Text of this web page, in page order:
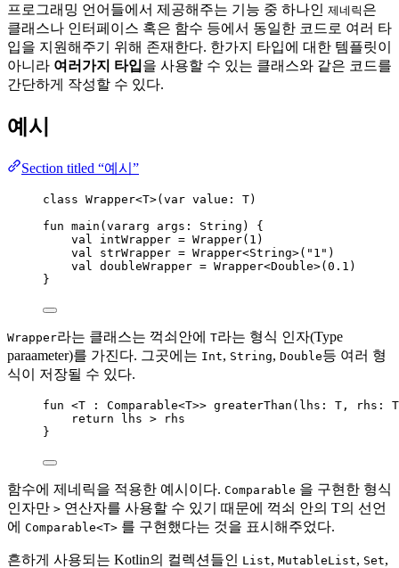
프로그래밍 언어들에서 제공해주는 기능 중 하나인 제네릭 은
클래스나 인터페이스 혹은 함수 등에서 동일한 코드로 여러 타
입을 지원해주기 위해 존재한다. 한가지 타입에 대한 템플릿이
아니라 여러가지 타입을 사용할 수 있는 클래스와 같은 코드를
간단하게 작성할 수 있다.
예시
Section titled “예시”
class Wrapper<T>(var value : T)
fun main (vararg args: String) {
val
intWrapper = Wrapper( 1 )
val
strWrapper = Wrapper<String>( "1" )
val
doubleWrapper = Wrapper<Double>(0.1 )
}
Wrapper라는 클래스는 꺽쇠안에 T라는 형식 인자(Type
paraameter)를 가진다. 그곳에는 Int, String, Double등 여러 형
식이 저장될 수 있다.
fun <T : Comparable<T>> greaterThan (lhs: T, rhs:
return lhs > rhs
}
함수에 제네릭을 적용한 예시이다. Comparable 을 구현한 형식
인자만 > 연산자를 사용할 수 있기 때문에 꺽쇠 안의 T의 선언
에 Comparable<T> 를 구현했다는 것을 표시해주었다.
흔하게 사용되는 Kotlin의 컬렉션들인 List, MutableList, Set,